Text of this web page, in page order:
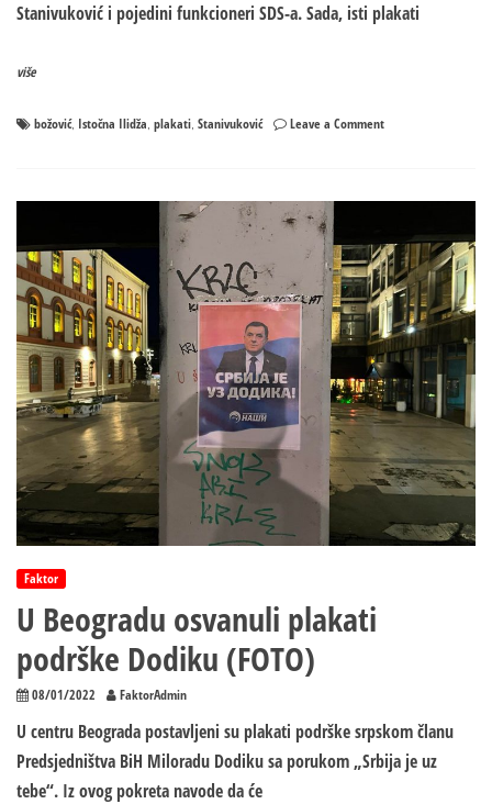
Stanivuković i pojedini funkcioneri SDS-a. Sada, isti plakati
više
božović, Istočna Ilidža, plakati, Stanivuković Leave a Commenton
Marinka
Božovića:
Spominju
se
milioni
Faktor
U Beogradu osvanuli plakati
podrške Dodiku (FOTO)
08/01/2022 FaktorAdmin
U centru Beograda postavljeni su plakati podrške srpskom članu
Predsjedništva BiH Miloradu Dodiku sa porukom „Srbija je uz
tebe“. Iz ovog pokreta navode da će